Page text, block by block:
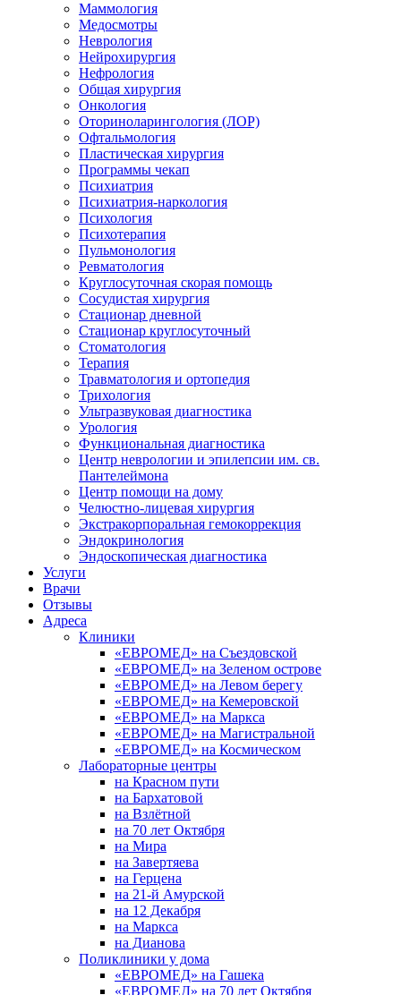
Маммология
Медосмотры
Неврология
Нейрохирургия
Нефрология
Общая хирургия
Онкология
Оториноларингология (ЛОР)
Офтальмология
Пластическая хирургия
Программы чекап
Психиатрия
Психиатрия-наркология
Психология
Психотерапия
Пульмонология
Ревматология
Круглосуточная скорая помощь
Сосудистая хирургия
Стационар дневной
Стационар круглосуточный
Стоматология
Терапия
Травматология и ортопедия
Трихология
Ультразвуковая диагностика
Урология
Функциональная диагностика
Центр неврологии и эпилепсии им. св.
Пантелеймона
Центр помощи на дому
Челюстно-лицевая хирургия
Экстракорпоральная гемокоррекция
Эндокринология
Эндоскопическая диагностика
Услуги
Врачи
Отзывы
Адреса
Клиники
«ЕВРОМЕД» на Съездовской
«ЕВРОМЕД» на Зеленом острове
«ЕВРОМЕД» на Левом берегу
«ЕВРОМЕД» на Кемеровской
«ЕВРОМЕД» на Маркса
«ЕВРОМЕД» на Магистральной
«ЕВРОМЕД» на Космическом
Лабораторные центры
на Красном пути
на Бархатовой
на Взлётной
на 70 лет Октября
на Мира
на Завертяева
на Герцена
на 21-й Амурской
на 12 Декабря
на Маркса
на Дианова
Поликлиники у дома
«ЕВРОМЕД» на Гашека
«ЕВРОМЕД» на 70 лет Октября